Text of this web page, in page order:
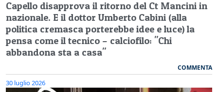
Capello disapprova il ritorno del Ct Mancini in
nazionale. E il dottor Umberto Cabini (alla
politica cremasca porterebbe idee e luce) la
pensa come il tecnico – calciofilo: "Chi
abbandona sta a casa"
COMMENTA
30 luglio 2026